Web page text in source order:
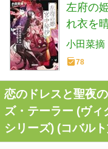
左府の
れ衣を
小田菜摘
78
恋のドレスと聖夜
ズ・テーラー (ヴィ
シリーズ) (コバル